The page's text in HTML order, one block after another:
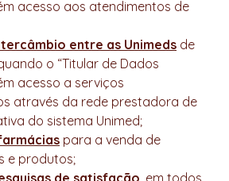
acesso aos atendimentos de
entre as Unimeds de
o “Titular de Dados
acesso a serviços
através da rede prestadora de
do sistema Unimed;
para a venda de
e produtos;
de satisfação , em todos